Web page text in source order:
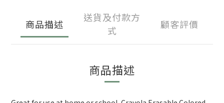
商品描述
送貨及付款方
式
顧客評價
商品描述